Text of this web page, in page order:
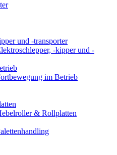
und -transporter
-kipper und -
im Betrieb
& Rollplatten